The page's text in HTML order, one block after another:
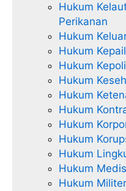
Hukum
Perikanan
Hukum
Hukum
Hukum
Hukum
Hukum
Hukum
Hukum
Hukum
Hukum
Hukum
Hukum Militer